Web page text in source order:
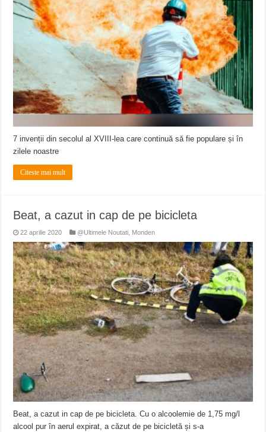
7 invenții din secolul al XVIII-lea care continuă să fie populare și în
zilele noastre
Citeste mai mult
Beat, a cazut in cap de pe bicicleta
22 aprilie 2020 @Ultimele Noutati Monden
Beat, a cazut in cap de pe bicicleta. Cu o alcoolemie de 1,75 mg/l
alcool pur în aerul expirat, a căzut de pe bicicletă și s-a